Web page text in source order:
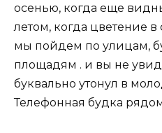
осенью, когда еще
летом, когда цветение
мы пойдем по улицам,
площадям . и вы не
буквально утонул в
Телефонная будка